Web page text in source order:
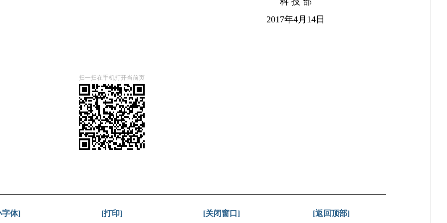
2017年4月14日
扫一扫在手机打开当前页
字体] [打印] [关闭窗口] [返回顶部]